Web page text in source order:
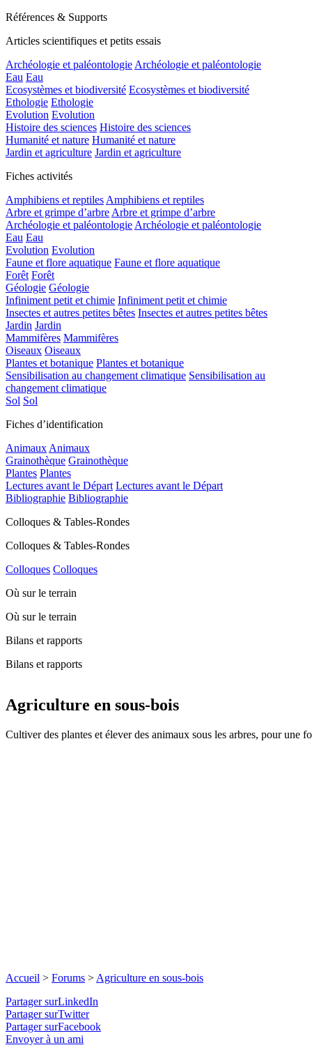
Références & Supports
Articles scientifiques et petits essais
Archéologie et paléontologie Archéologie et paléontologie
Eau Eau
Ecosystèmes et biodiversité Ecosystèmes et biodiversité
Ethologie Ethologie
Evolution Evolution
Histoire des sciences Histoire des sciences
Humanité et nature Humanité et nature
Jardin et agriculture Jardin et agriculture
Fiches activités
Amphibiens et reptiles Amphibiens et reptiles
Arbre et grimpe d’arbre Arbre et grimpe d’arbre
Archéologie et paléontologie Archéologie et paléontologie
Eau Eau
Evolution Evolution
Faune et flore aquatique Faune et flore aquatique
Forêt Forêt
Géologie Géologie
Infiniment petit et chimie Infiniment petit et chimie
Insectes et autres petites bêtes Insectes et autres petites bêtes
Jardin Jardin
Mammifères Mammifères
Oiseaux Oiseaux
Plantes et botanique Plantes et botanique
Sensibilisation au changement climatique Sensibilisation au
changement climatique
Sol Sol
Fiches d’identification
Animaux Animaux
Grainothèque Grainothèque
Plantes Plantes
Lectures avant le Départ Lectures avant le Départ
Bibliographie Bibliographie
Colloques & Tables-Rondes
Colloques & Tables-Rondes
Colloques Colloques
Où sur le terrain
Où sur le terrain
Bilans et rapports
Bilans et rapports
Agriculture en sous-bois
Cultiver des plantes et élever des animaux sous les arbres, pour une
Accueil > Forums > Agriculture en sous-bois
Partager surLinkedIn
Partager surTwitter
Partager surFacebook
Envoyer à un ami